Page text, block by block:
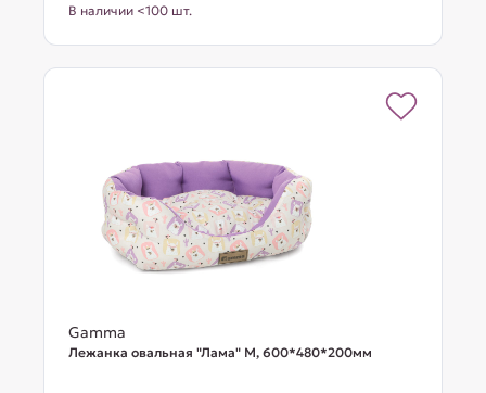
В наличии <100 шт.
Gamma
Лежанка овальная "Лама" М, 600*480*200мм